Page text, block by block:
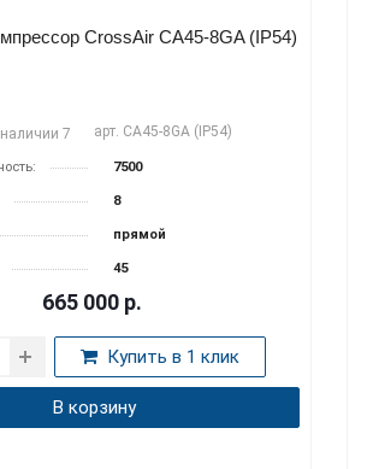
Винтовой компрессор CrossAir CA18.5-
В наличии 10 арт.
Производитель­ность:
Давление, бар :
Тип привода:
Мощность, кВт :
Купить в 1 клик